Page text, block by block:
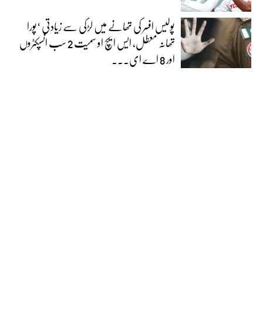
پولیس افسر کی تھانے میں لڑکی سے زیادتی ‘پورا
تھانہ معطل، ایس ایچ او سمیت 2 سب انسپکٹروں
اور 8 اے ای...